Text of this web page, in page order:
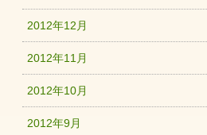
2012年12月
2012年11月
2012年10月
2012年9月